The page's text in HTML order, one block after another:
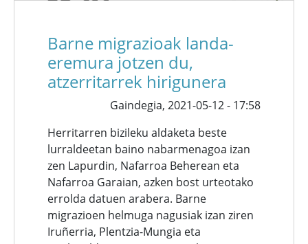
Barne migrazioak landa-
eremura jotzen du,
atzerritarrek hirigunera
Gaindegia, 2021-05-12 - 17:58
Herritarren bizileku aldaketa beste
lurraldeetan baino nabarmenagoa izan
zen Lapurdin, Nafarroa Beherean eta
Nafarroa Garaian, azken bost urteotako
errolda datuen arabera. Barne
migrazioen helmuga nagusiak izan ziren
Iruñerria, Plentzia-Mungia eta